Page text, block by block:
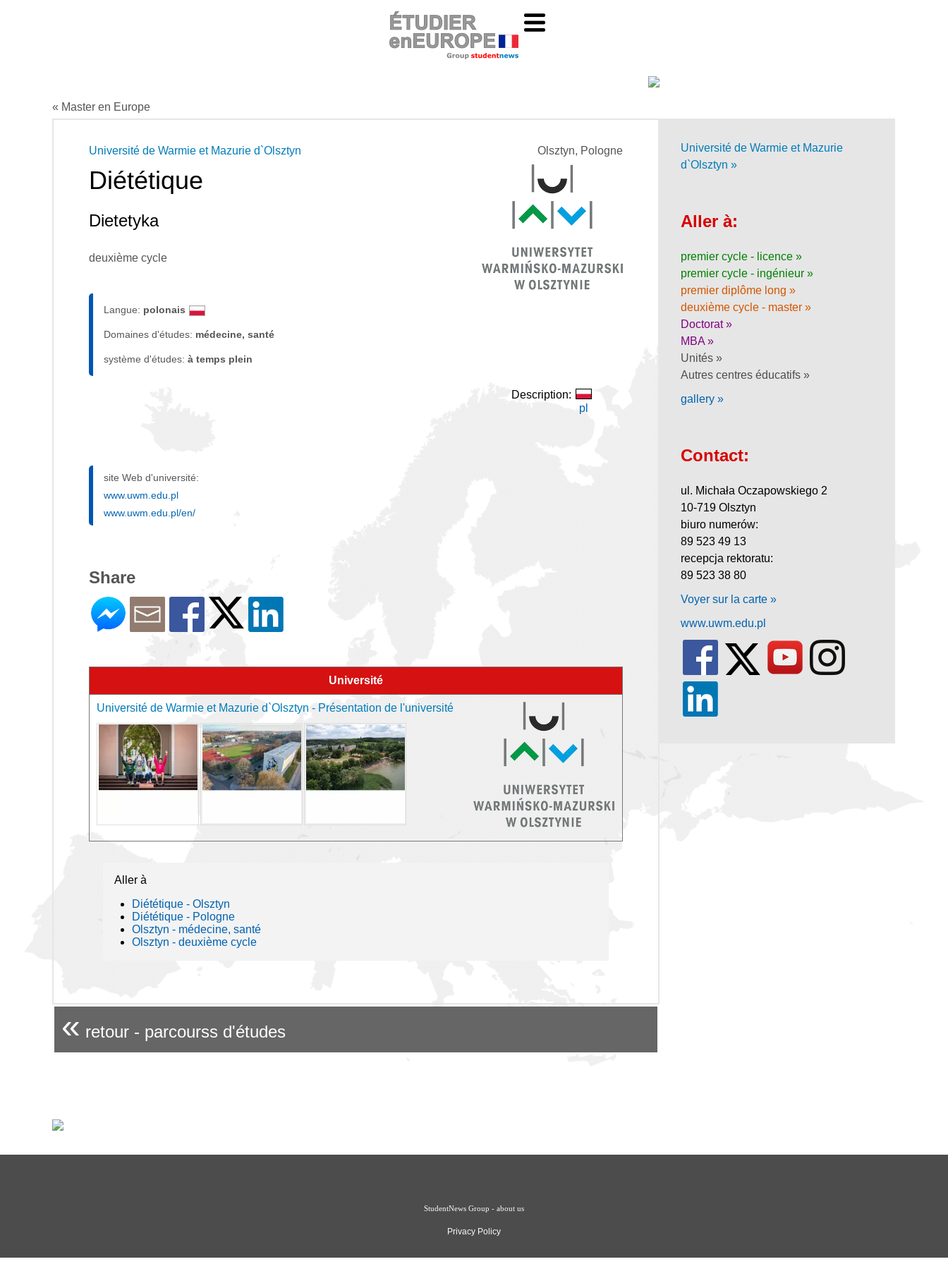
« Master en Europe
Olsztyn, Pologne
Université de Warmie et Mazurie d`Olsztyn
Diététique
Dietetyka
deuxième cycle
Langue: polonais
Domaines d'études: médecine, santé
système d'études: à temps plein
Description:
pl
site Web d'université:
www.uwm.edu.pl
www.uwm.edu.pl/en/
Share
Université
Université de Warmie et Mazurie d`Olsztyn - Présentation de l'université
Aller à
Diététique - Olsztyn
Diététique - Pologne
Olsztyn - médecine, santé
Olsztyn - deuxième cycle
« retour - parcourss d'études
Université de Warmie et Mazurie
d`Olsztyn »
Aller à:
premier cycle - licence »
premier cycle - ingénieur »
premier diplôme long »
deuxième cycle - master »
Doctorat »
MBA »
Unités »
Autres centres éducatifs »
gallery »
Contact:
ul. Michała Oczapowskiego 2
10-719 Olsztyn
biuro numerów:
89 523 49 13
recepcja rektoratu:
89 523 38 80
Voyer sur la carte »
www.uwm.edu.pl
StudentNews Group - about us
Privacy Policy